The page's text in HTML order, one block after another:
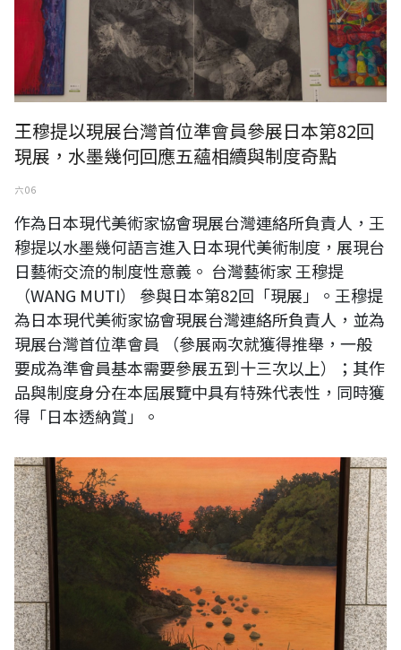
王穆提以現展台灣首位準會員參展日本第82回
現展，水墨幾何回應五蘊相續與制度奇點
六 06
作為日本現代美術家協會現展台灣連絡所負責人，王
穆提以水墨幾何語言進入日本現代美術制度，展現台
日藝術交流的制度性意義。 台灣藝術家 王穆提
（WANG MUTI） 參與日本第82回「現展」。王穆提
為日本現代美術家協會現展台灣連絡所負責人，並為
現展台灣首位準會員 （參展兩次就獲得推舉，一般
要成為準會員基本需要參展五到十三次以上）；其作
品與制度身分在本屆展覽中具有特殊代表性，同時獲
得「日本透納賞」。